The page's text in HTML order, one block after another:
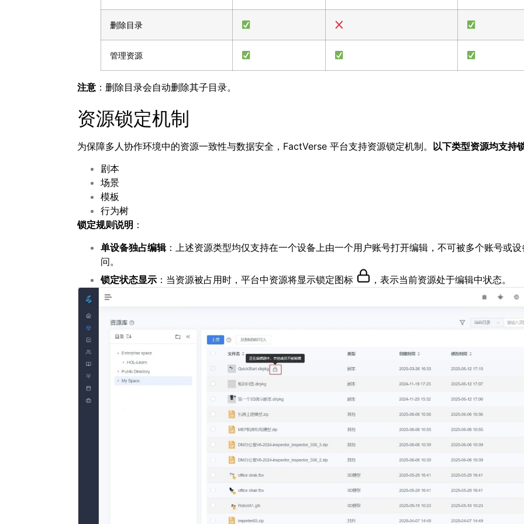
删除目录
管理资源
注意 ：删除目录会自动删除其子目录。
资源锁定机制
为保障多人协作环境中的资源一致性与数据安全，FactVerse 平台支持资源锁定机制。 以下类型资源均支持
剧本
场景
模板
行为树
锁定规则说明 ：
单设备独占编辑：上述资源类型均仅支持在一个设备上由一个用户账号打开编辑，不可被多个账号或
问。
锁定状态显示 ：当资源被占用时，平台中资源将显示锁定图标 ，表示当前资源处于编辑中状态。